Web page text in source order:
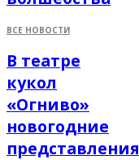
ВСЕ НОВОСТИ
В театре
кукол
«Огниво»
новогодние
представления